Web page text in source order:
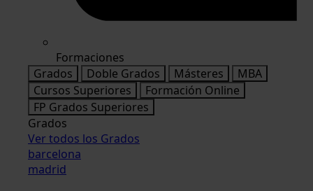
Formaciones
Grados
Doble Grados Másteres
MBA
Cursos Superiores
Formación Online
FP Grados Superiores
Grados
Ver todos los Grados
barcelona
madrid